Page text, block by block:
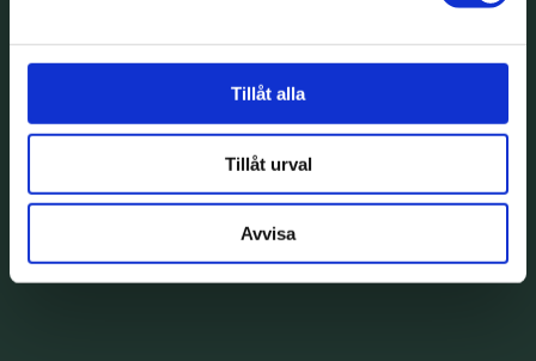
Tillåt alla
Tillåt urval
Avvisa